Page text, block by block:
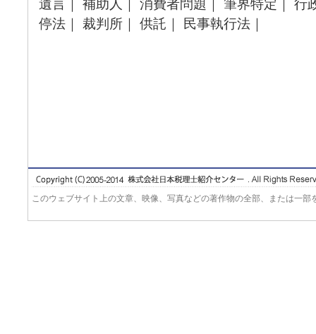
遺言｜ 補助人｜ 消費者問題｜ 筆界特定｜ 行
停法｜ 裁判所｜ 供託｜ 民事執行法｜
このウェブサイト上の文章、映像、写真などの著作物の全部、または一